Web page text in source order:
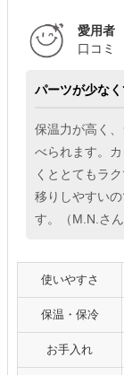
愛用者
口コミ
パーツが少な
保温力が高く
べられます。
くととてもラ
移りしやすい
す。（M.N.さ
使いやすさ
保温・保冷
お手入れ